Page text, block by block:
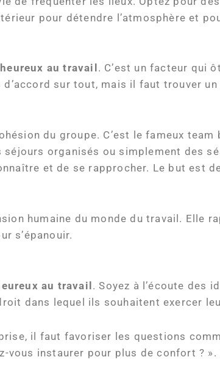
pour détendre l’atmosphère et
au travail . C’est un facteur qui
d’accord sur tout, mais il faut trouver
du groupe. C’est le fameux
organisés ou simplement des
et de se rapprocher. Le but est
humaine du monde du travail. Elle
s’épanouir.
au travail . Soyez à l’écoute des
dans lequel ils souhaitent exercer
il faut favoriser les questions
vous instaurer pour plus de confort ?